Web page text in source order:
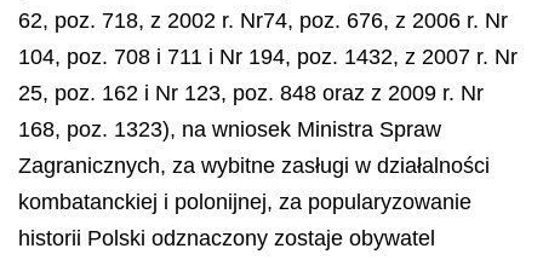
62, poz. 718, z 2002 r. Nr74, poz. 676, z 2006 r. Nr
104, poz. 708 i 711 i Nr 194, poz. 1432, z 2007 r. Nr
25, poz. 162 i Nr 123, poz. 848 oraz z 2009 r. Nr
168, poz. 1323), na wniosek Ministra Spraw
Zagranicznych, za wybitne zasługi w działalności
kombatanckiej i polonijnej, za popularyzowanie
historii Polski odznaczony zostaje obywatel